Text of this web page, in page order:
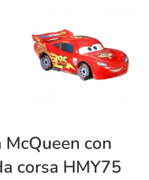
McQueen con
corsa HMY75